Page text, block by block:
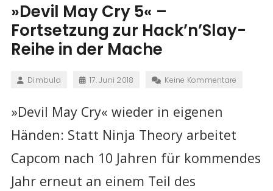
»Devil May Cry 5« –
Fortsetzung zur Hack’n’Slay-
Reihe in der Mache
Dimbula 17. Juni 2018 Keine Kommentare
»Devil May Cry« wieder in eigenen
Händen: Statt Ninja Theory arbeitet
Capcom nach 10 Jahren für kommendes
Jahr erneut an einem Teil des